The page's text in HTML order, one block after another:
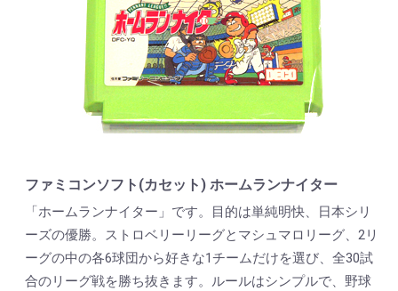
ファミコンソフト(カセット) ホームランナイター
「ホームランナイター」です。目的は単純明快、日本シリ
ーズの優勝。ストロベリーリーグとマシュマロリーグ、2リ
ーグの中の各6球団から好きな1チームだけを選び、全30試
合のリーグ戦を勝ち抜きます。ルールはシンプルで、野球